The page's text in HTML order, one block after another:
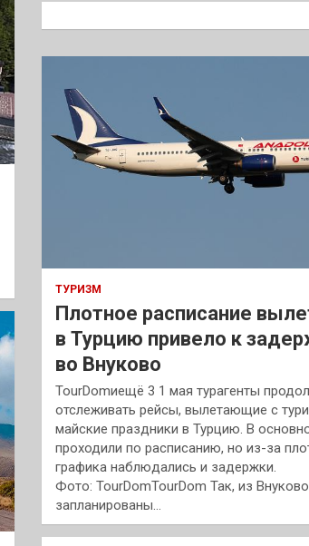
к
ТУРИЗМ
Плотное расписание
в Турцию привело к
во Внуково
TourDomиещё 3 1 мая турагенты
отслеживать рейсы, вылетающие с
майские праздники в Турцию. В
проходили по расписанию, но из-за
графика наблюдались и задержки.
Фото: TourDomTourDom Так, из
запланированы…